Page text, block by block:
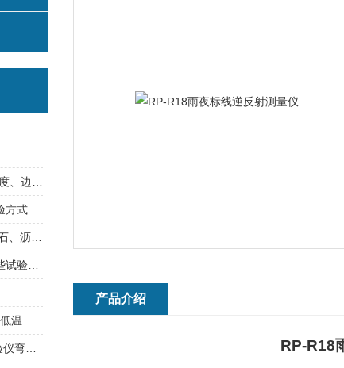
产品介绍
RP-R18
塑料检查井井底座轴向荷载试验机试验方式介绍
2026砂浆混凝土渗透仪生产厂家，岩石、沥青现场、土工膜渗透仪优质供货商
防水卷材矿物粒料粘附性试验机有哪些试验特点？
JT/T529标准不锈钢波纹管柔韧性试验仪弯曲半径介绍